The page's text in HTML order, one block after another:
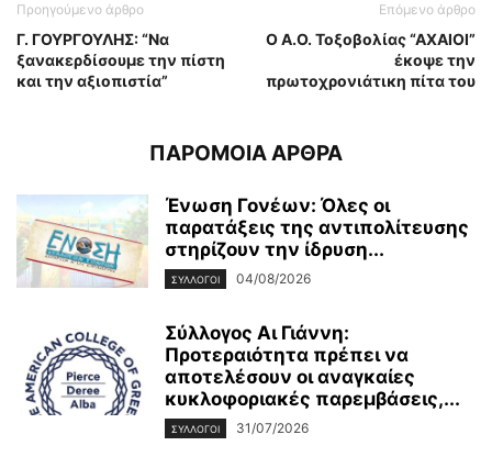
Προηγούμενο άρθρο
Γ. ΓΟΥΡΓΟΥΛΗΣ: “Να
ξανακερδίσουμε την πίστη
και την αξιοπιστία”
Επόμενο άρθρο
Ο Α.Ο. Τοξοβολίας “ΑΧΑΙΟΙ”
έκοψε την
πρωτοχρονιάτικη πίτα του
ΠΑΡΟΜΟΙΑ ΑΡΘΡΑ
Ένωση Γονέων: Όλες οι
παρατάξεις της αντιπολίτευσης
στηρίζουν την ίδρυση...
ΣΥΛΛΟΓΟΙ 04/08/2026
Σύλλογος Αι Γιάννη:
Προτεραιότητα πρέπει να
αποτελέσουν οι αναγκαίες
κυκλοφοριακές παρεμβάσεις,...
ΣΥΛΛΟΓΟΙ 31/07/2026